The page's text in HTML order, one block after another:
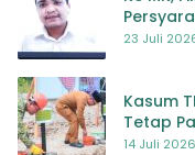
23 Juli
Kasum
Tetap
14 Juli